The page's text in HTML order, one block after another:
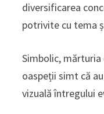
diversificarea
potrivite cu tema
Simbolic,
oaspeții simt că
vizuală întregului